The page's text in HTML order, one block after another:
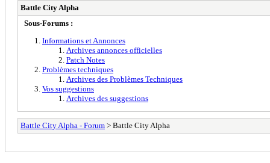
Battle City Alpha
Sous-Forums :
Informations et Annonces
Archives annonces officielles
Patch Notes
Problèmes techniques
Archives des Problèmes Techniques
Vos suggestions
Archives des suggestions
Battle City Alpha - Forum > Battle City Alpha